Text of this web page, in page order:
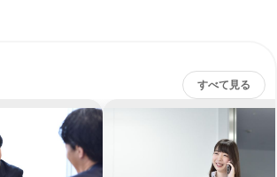
すべて見る